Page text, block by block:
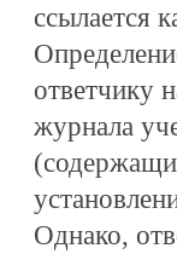
ссылается
ответчику
журнала
Однако,